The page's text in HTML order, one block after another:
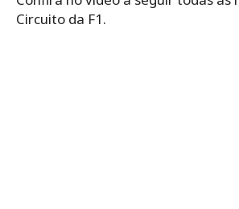
Circuito da F1.